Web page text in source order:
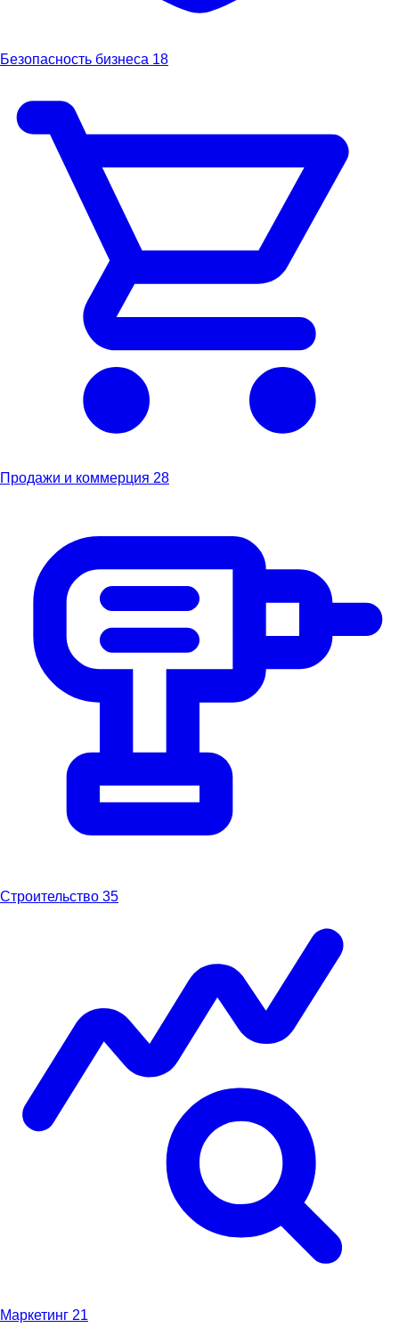
Безопасность бизнеса 18
Продажи и коммерция 28
Строительство 35
Маркетинг 21